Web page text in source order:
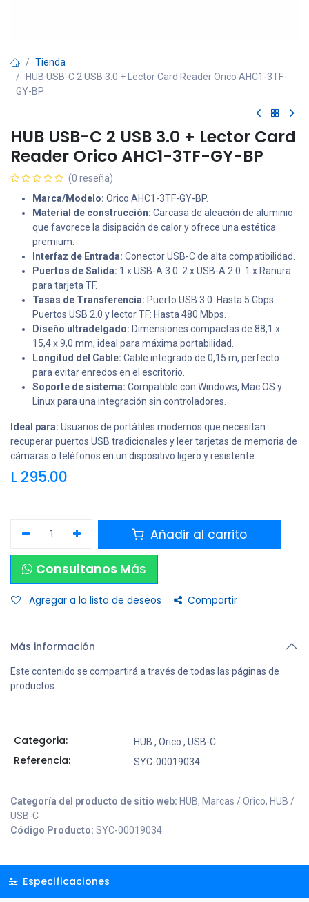
Tienda
HUB USB-C 2 USB 3.0 + Lector Card Reader Orico AHC1-3TF-
GY-BP
HUB USB-C 2 USB 3.0 + Lector Card
Reader Orico AHC1-3TF-GY-BP
(0 reseña)
Marca/Modelo: Orico AHC1-3TF-GY-BP.
Material de construcción: Carcasa de aleación de aluminio
que favorece la disipación de calor y ofrece una estética
premium.
Interfaz de Entrada: Conector USB-C de alta compatibilidad.
Puertos de Salida: 1 x USB-A 3.0. 2 x USB-A 2.0. 1 x Ranura
para tarjeta TF.
Tasas de Transferencia: Puerto USB 3.0: Hasta 5 Gbps.
Puertos USB 2.0 y lector TF: Hasta 480 Mbps.
Diseño ultradelgado: Dimensiones compactas de 88,1 x
15,4 x 9,0 mm, ideal para máxima portabilidad.
Longitud del Cable: Cable integrado de 0,15 m, perfecto
para evitar enredos en el escritorio.
Soporte de sistema: Compatible con Windows, Mac OS y
Linux para una integración sin controladores.
Ideal para: Usuarios de portátiles modernos que necesitan
recuperar puertos USB tradicionales y leer tarjetas de memoria de
cámaras o teléfonos en un dispositivo ligero y resistente.
L 295.00
Añadir al carrito
Consultanos Más
Agregar a la lista de deseos Compartir
Más información
Este contenido se compartirá a través de todas las páginas de
productos.
Categoria: HUB , Orico , USB-C
Referencia: SYC-00019034
Categoría del producto de sitio web: HUB, Marcas / Orico, HUB /
USB-C
Código Producto: SYC-00019034
Especificaciones